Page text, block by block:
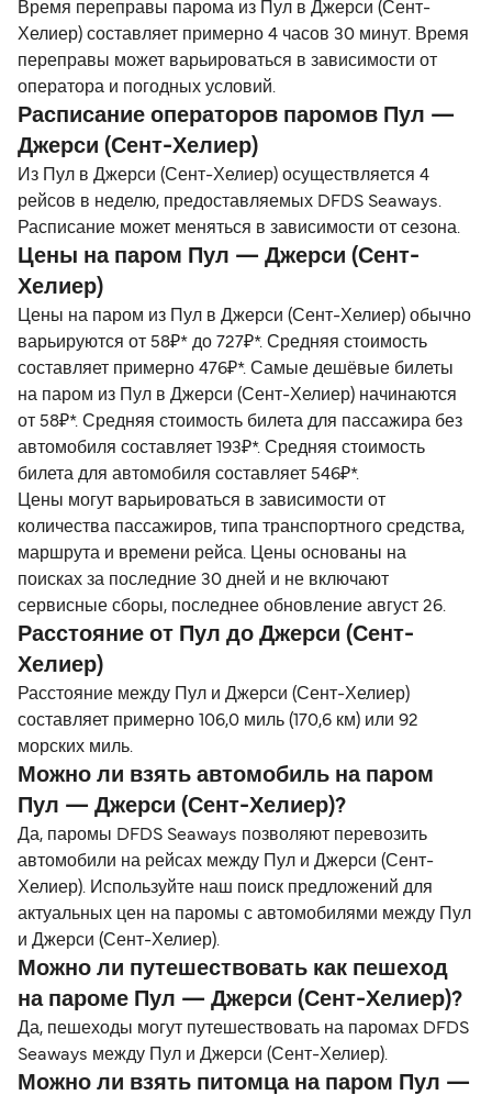
Время переправы парома из Пул в Джерси (Сент-
Хелиер) составляет примерно 4 часов 30 минут. Время
переправы может варьироваться в зависимости от
оператора и погодных условий.
Расписание операторов паромов Пул —
Джерси (Сент-Хелиер)
Из Пул в Джерси (Сент-Хелиер) осуществляется 4
рейсов в неделю, предоставляемых DFDS Seaways.
Расписание может меняться в зависимости от сезона.
Цены на паром Пул — Джерси (Сент-
Хелиер)
Цены на паром из Пул в Джерси (Сент-Хелиер) обычно
варьируются от 58₽* до 727₽*. Средняя стоимость
составляет примерно 476₽*. Самые дешёвые билеты
на паром из Пул в Джерси (Сент-Хелиер) начинаются
от 58₽*. Средняя стоимость билета для пассажира без
автомобиля составляет 193₽*. Средняя стоимость
билета для автомобиля составляет 546₽*.
Цены могут варьироваться в зависимости от
количества пассажиров, типа транспортного средства,
маршрута и времени рейса. Цены основаны на
поисках за последние 30 дней и не включают
сервисные сборы, последнее обновление август 26.
Расстояние от Пул до Джерси (Сент-
Хелиер)
Расстояние между Пул и Джерси (Сент-Хелиер)
составляет примерно 106,0 миль (170,6 км) или 92
морских миль.
Можно ли взять автомобиль на паром
Пул — Джерси (Сент-Хелиер)?
Да, паромы DFDS Seaways позволяют перевозить
автомобили на рейсах между Пул и Джерси (Сент-
Хелиер). Используйте наш поиск предложений для
актуальных цен на паромы с автомобилями между Пул
и Джерси (Сент-Хелиер).
Можно ли путешествовать как пешеход
на пароме Пул — Джерси (Сент-Хелиер)?
Да, пешеходы могут путешествовать на паромах DFDS
Seaways между Пул и Джерси (Сент-Хелиер).
Можно ли взять питомца на паром Пул —